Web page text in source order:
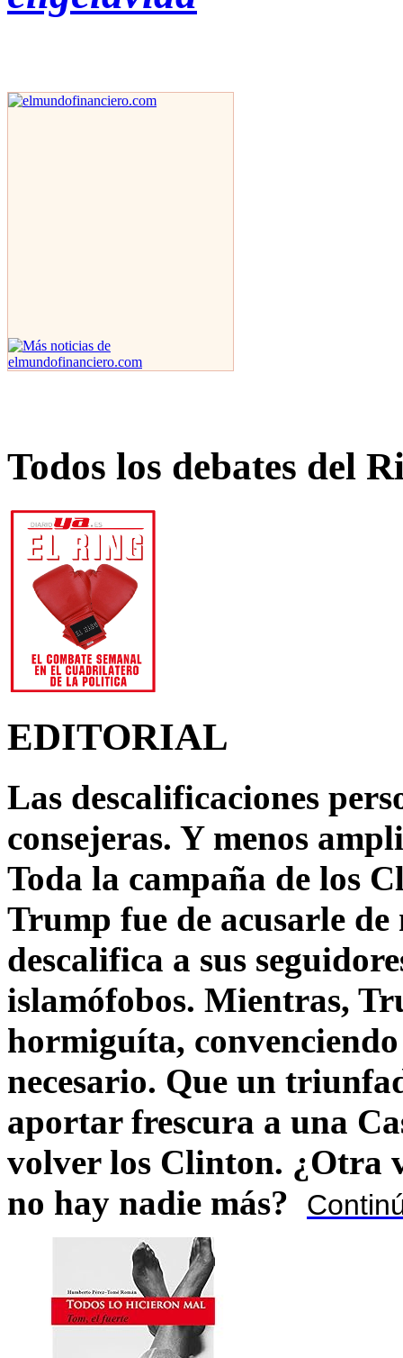
Todos los debates del
EDITORIAL
Las descalificaciones
consejeras. Y menos
Toda la campaña de los
Trump fue de acusarle
descalifica a sus
islamófobos. Mientras,
hormiguíta,
necesario. Que un
aportar frescura a una
volver los Clinton. ¿Otra
no hay nadie más?